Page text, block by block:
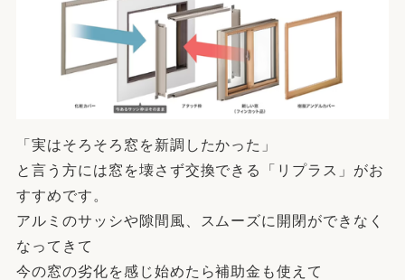
「実はそろそろ窓を新調したかった」
と言う方には窓を壊さず交換できる「リプラス」がお
すすめです。
アルミのサッシや隙間風、スムーズに開閉ができなく
なってきて
今の窓の劣化を感じ始めたら補助金も使えて